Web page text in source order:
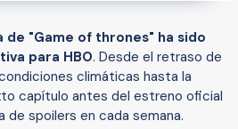
"Game of thrones" ha sido
para HBO. Desde el retraso de
climáticas hasta la
capítulo antes del estreno oficial
de spoilers en cada semana.